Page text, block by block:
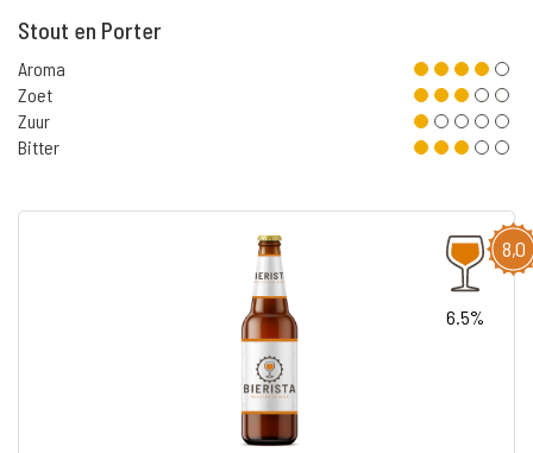
Stout en Porter
Aroma
Zoet
Zuur
Bitter
8,0
6.5%